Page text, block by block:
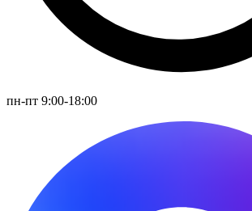
пн-пт 9:00-18:00